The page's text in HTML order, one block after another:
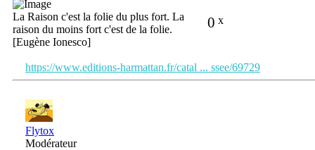
0 x
La Raison c'est la folie du plus fort. La
raison du moins fort c'est de la folie.
[Eugène Ionesco]
https://www.editions-harmattan.fr/catal ... ssee/69729
Flytox
Modérateur